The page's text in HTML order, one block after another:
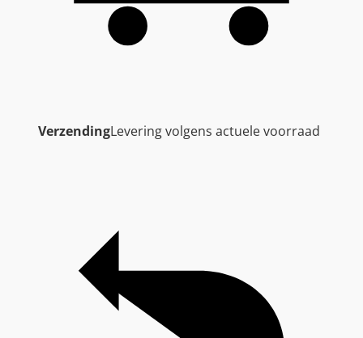
VerzendingLevering volgens actuele voorraad